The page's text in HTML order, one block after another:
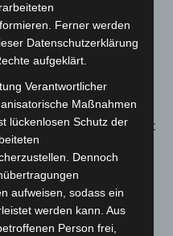
Feuerwehrkräfte
aus
Tigermücken-
entdeckt
der Begegnung“ in
schnell eingedämmt
Ferner werden
Datenschutzerklärung
aufgeklärt.
Verantwortlicher
Maßnahmen
lückenlosen Schutz der
Dennoch
aufweisen, sodass ein
werden kann. Aus
Person frei,